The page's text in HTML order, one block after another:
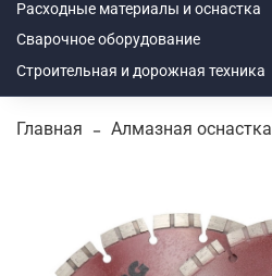
Расходные материалы и оснастка
Сварочное оборудование
Строительная и дорожная техника
Главная Алмазная оснастка